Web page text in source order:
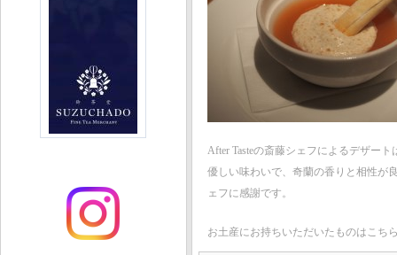
After Tasteの斎藤シェフによるデザー
優しい味わいで、奇蘭の香りと相性が
ェフに感謝です。
お土産にお持ちいただいたものはこち